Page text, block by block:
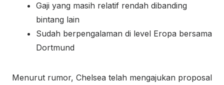
Gaji yang masih relatif rendah dibanding
bintang lain
Sudah berpengalaman di level Eropa bersama
Dortmund
Menurut rumor, Chelsea telah mengajukan proposal